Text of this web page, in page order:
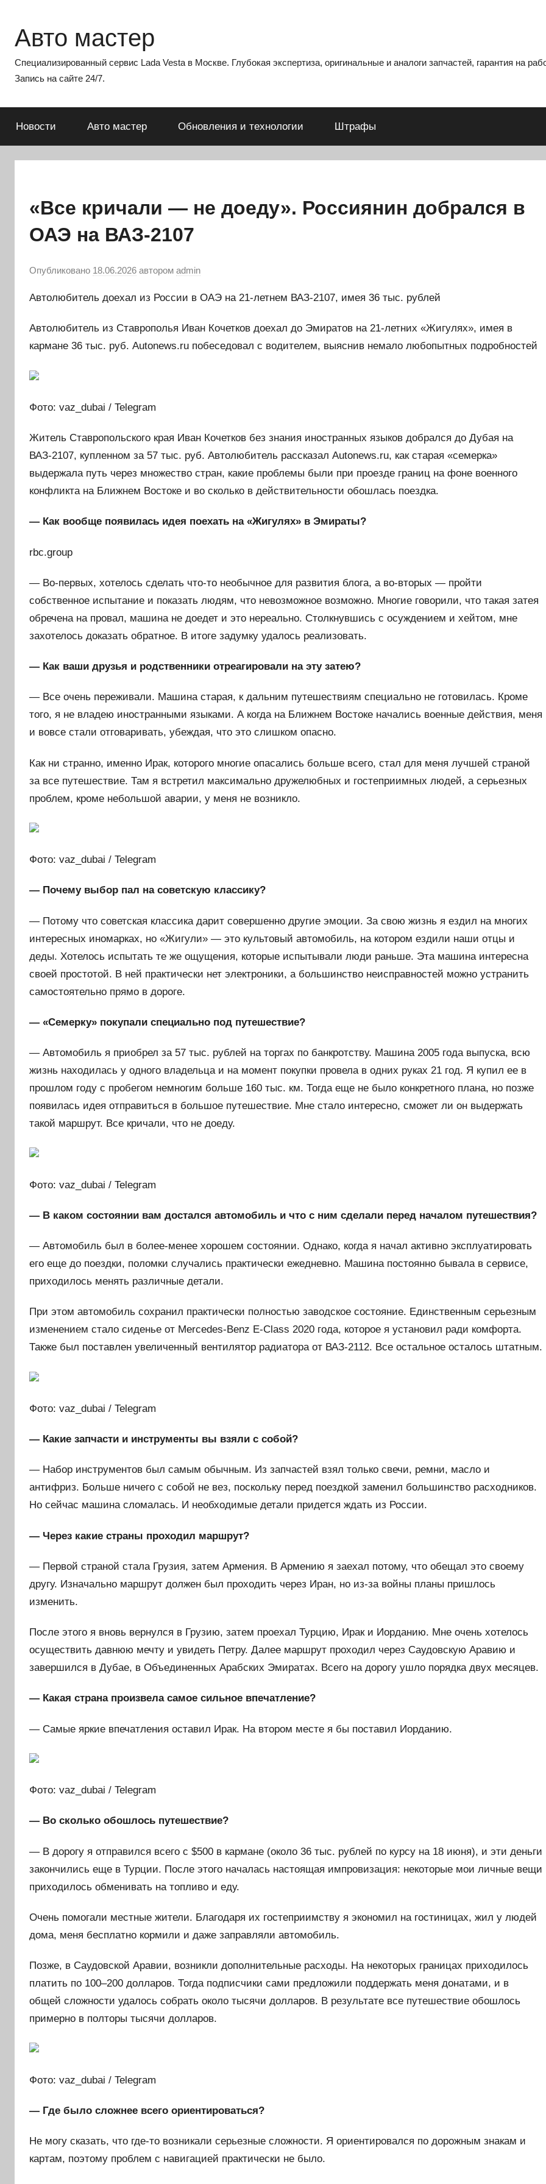
содержимому
Авто мастер
Специализированный сервис Lada Vesta в Москве. Глубокая экспертиза, оригинальные и аналоги запчастей, гарантия на
Запись на сайте 24/7.
Новости Авто мастер Обновления и технологии Штрафы
«Все кричали — не доеду». Россиянин добрался в
ОАЭ на ВАЗ-2107
Опубликовано 18.06.2026 автором admin
Автолюбитель доехал из России в ОАЭ на 21-летнем ВАЗ-2107, имея 36 тыс. рублей
Автолюбитель из Ставрополья Иван Кочетков доехал до Эмиратов на 21-летних «Жигулях», имея в
кармане 36 тыс. руб. Autonews.ru побеседовал с водителем, выяснив немало любопытных подробностей
Фото: vaz_dubai / Telegram
Житель Ставропольского края Иван Кочетков без знания иностранных языков добрался до Дубая на
ВАЗ-2107, купленном за 57 тыс. руб. Автолюбитель рассказал Autonews.ru, как старая «семерка»
выдержала путь через множество стран, какие проблемы были при проезде границ на фоне военного
конфликта на Ближнем Востоке и во сколько в действительности обошлась поездка.
— Как вообще появилась идея поехать на «Жигулях» в Эмираты?
rbc.group
— Во-первых, хотелось сделать что-то необычное для развития блога, а во-вторых — пройти
собственное испытание и показать людям, что невозможное возможно. Многие говорили, что такая затея
обречена на провал, машина не доедет и это нереально. Столкнувшись с осуждением и хейтом, мне
захотелось доказать обратное. В итоге задумку удалось реализовать.
— Как ваши друзья и родственники отреагировали на эту затею?
— Все очень переживали. Машина старая, к дальним путешествиям специально не готовилась. Кроме
того, я не владею иностранными языками. А когда на Ближнем Востоке начались военные действия, меня
и вовсе стали отговаривать, убеждая, что это слишком опасно.
Как ни странно, именно Ирак, которого многие опасались больше всего, стал для меня лучшей страной
за все путешествие. Там я встретил максимально дружелюбных и гостеприимных людей, а серьезных
проблем, кроме небольшой аварии, у меня не возникло.
Фото: vaz_dubai / Telegram
— Почему выбор пал на советскую классику?
— Потому что советская классика дарит совершенно другие эмоции. За свою жизнь я ездил на многих
интересных иномарках, но «Жигули» — это культовый автомобиль, на котором ездили наши отцы и
деды. Хотелось испытать те же ощущения, которые испытывали люди раньше. Эта машина интересна
своей простотой. В ней практически нет электроники, а большинство неисправностей можно устранить
самостоятельно прямо в дороге.
— «Семерку» покупали специально под путешествие?
— Автомобиль я приобрел за 57 тыс. рублей на торгах по банкротству. Машина 2005 года выпуска, всю
жизнь находилась у одного владельца и на момент покупки провела в одних руках 21 год. Я купил ее в
прошлом году с пробегом немногим больше 160 тыс. км. Тогда еще не было конкретного плана, но позже
появилась идея отправиться в большое путешествие. Мне стало интересно, сможет ли он выдержать
такой маршрут. Все кричали, что не доеду.
Фото: vaz_dubai / Telegram
— В каком состоянии вам достался автомобиль и что с ним сделали перед началом путешествия?
— Автомобиль был в более-менее хорошем состоянии. Однако, когда я начал активно эксплуатировать
его еще до поездки, поломки случались практически ежедневно. Машина постоянно бывала в сервисе,
приходилось менять различные детали.
При этом автомобиль сохранил практически полностью заводское состояние. Единственным серьезным
изменением стало сиденье от Mercedes-Benz E-Class 2020 года, которое я установил ради комфорта.
Также был поставлен увеличенный вентилятор радиатора от ВАЗ-2112. Все остальное осталось штатным.
Фото: vaz_dubai / Telegram
— Какие запчасти и инструменты вы взяли с собой?
— Набор инструментов был самым обычным. Из запчастей взял только свечи, ремни, масло и
антифриз. Больше ничего с собой не вез, поскольку перед поездкой заменил большинство расходников.
Но сейчас машина сломалась. И необходимые детали придется ждать из России.
— Через какие страны проходил маршрут?
— Первой страной стала Грузия, затем Армения. В Армению я заехал потому, что обещал это своему
другу. Изначально маршрут должен был проходить через Иран, но из-за войны планы пришлось
изменить.
После этого я вновь вернулся в Грузию, затем проехал Турцию, Ирак и Иорданию. Мне очень хотелось
осуществить давнюю мечту и увидеть Петру. Далее маршрут проходил через Саудовскую Аравию и
завершился в Дубае, в Объединенных Арабских Эмиратах. Всего на дорогу ушло порядка двух месяцев.
— Какая страна произвела самое сильное впечатление?
— Самые яркие впечатления оставил Ирак. На втором месте я бы поставил Иорданию.
Фото: vaz_dubai / Telegram
— Во сколько обошлось путешествие?
— В дорогу я отправился всего с $500 в кармане (около 36 тыс. рублей по курсу на 18 июня), и эти деньги
закончились еще в Турции. После этого началась настоящая импровизация: некоторые мои личные вещи
приходилось обменивать на топливо и еду.
Очень помогали местные жители. Благодаря их гостеприимству я экономил на гостиницах, жил у людей
дома, меня бесплатно кормили и даже заправляли автомобиль.
Позже, в Саудовской Аравии, возникли дополнительные расходы. На некоторых границах приходилось
платить по 100–200 долларов. Тогда подписчики сами предложили поддержать меня донатами, и в
общей сложности удалось собрать около тысячи долларов. В результате все путешествие обошлось
примерно в полторы тысячи долларов.
Фото: vaz_dubai / Telegram
— Где было сложнее всего ориентироваться?
Не могу сказать, что где-то возникали серьезные сложности. Я ориентировался по дорожным знакам и
картам, поэтому проблем с навигацией практически не было.